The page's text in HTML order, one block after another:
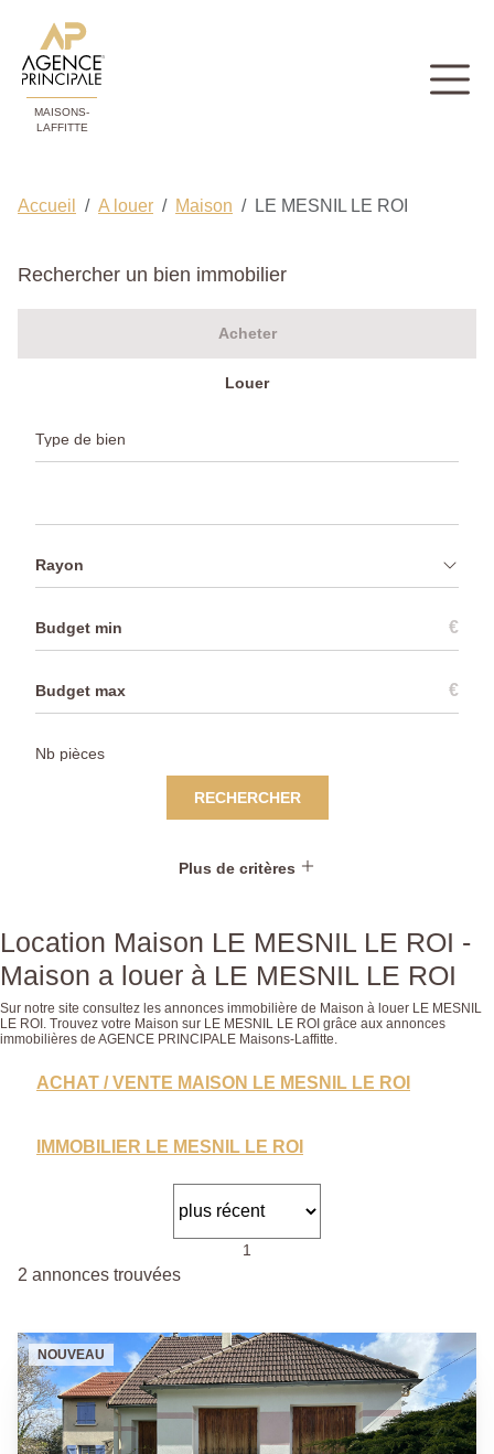
MAISONS-
LAFFITTE
Accueil A louer Maison LE MESNIL LE ROI
Rechercher un bien immobilier
Acheter
Louer
Rayon
€
€
RECHERCHER
Plus de critères
Location Maison LE MESNIL LE ROI -
Maison a louer à LE MESNIL LE ROI
Sur notre site consultez les annonces immobilière de Maison à louer LE MESNIL
LE ROI. Trouvez votre Maison sur LE MESNIL LE ROI grâce aux annonces
immobilières de AGENCE PRINCIPALE Maisons-Laffitte.
ACHAT / VENTE MAISON LE MESNIL LE ROI
IMMOBILIER LE MESNIL LE ROI
1
2 annonces trouvées
NOUVEAU